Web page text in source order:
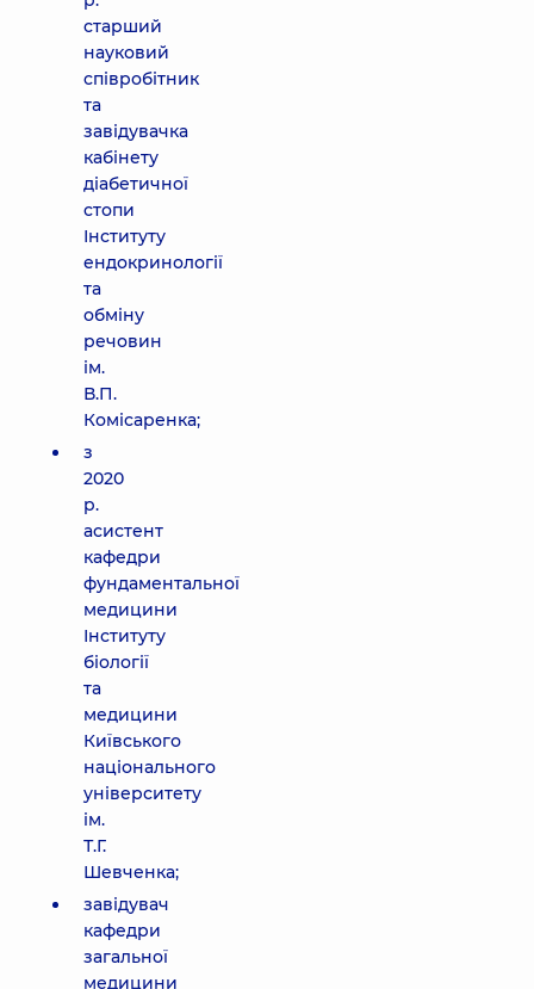
старший
науковий
співробітник
та
завідувачка
кабінету
діабетичної
стопи
Інституту
ендокринології
та
обміну
речовин
ім.
В.П.
Комісаренка;
з
2020
р.
асистент
кафедри
фундаментальної
медицини
Інституту
біології
та
медицини
Київського
національного
університету
ім.
Т.Г.
Шевченка;
завідувач
кафедри
загальної
медицини